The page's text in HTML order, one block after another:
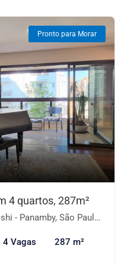
Pronto para Morar
4 quartos, 287m²
Panamby, São Paulo-SP
4 Vagas 287 m²